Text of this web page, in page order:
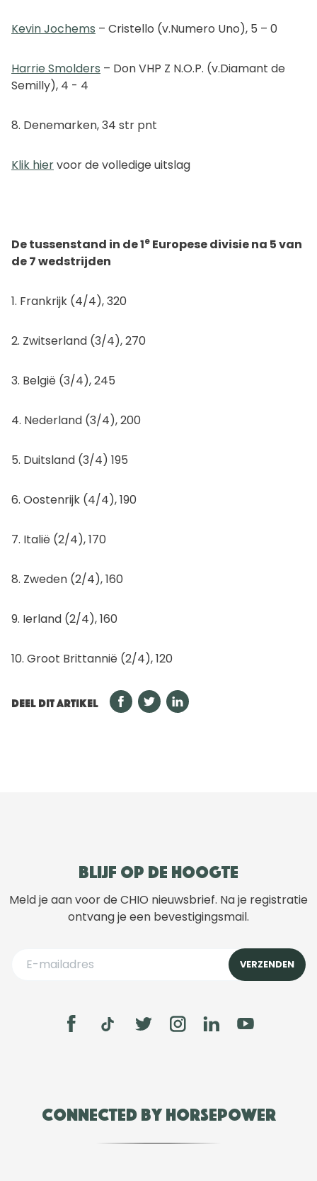
Kevin Jochems – Cristello (v.Numero Uno), 5 – 0
Harrie Smolders – Don VHP Z N.O.P. (v.Diamant de
Semilly), 4 - 4
8. Denemarken, 34 str pnt
Klik hiervoor de volledige uitslag
De tussenstand in de 1e Europese divisie na 5 van
de 7 wedstrijden
1. Frankrijk (4/4), 320
2. Zwitserland (3/4), 270
3. België (3/4), 245
4. Nederland (3/4), 200
5. Duitsland (3/4) 195
6. Oostenrijk (4/4), 190
7. Italië (2/4), 170
8. Zweden (2/4), 160
9. Ierland (2/4), 160
10. Groot Brittannië (2/4), 120
DEEL DIT ARTIKEL
Blijf op de hoogte
Meld je aan voor de CHIO nieuwsbrief. Na je registratie
ontvang je een bevestigingsmail.
Connected by Horsepower